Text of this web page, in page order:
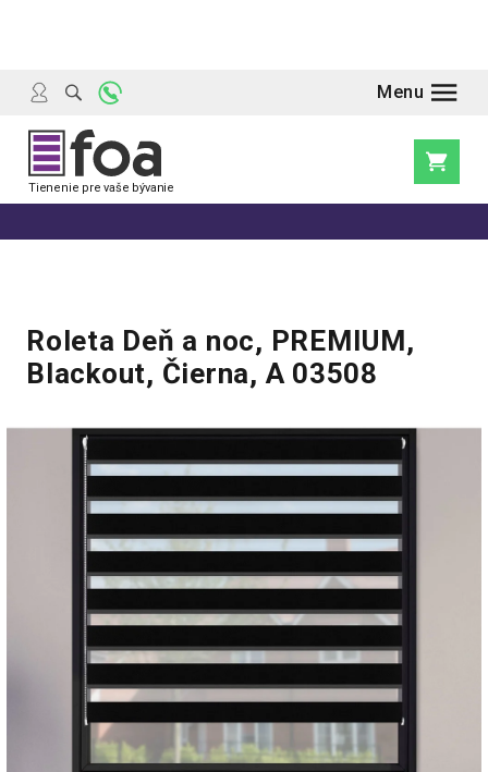
Roleta Deň a noc, PREMIUM,
Blackout, Čierna, A 03508